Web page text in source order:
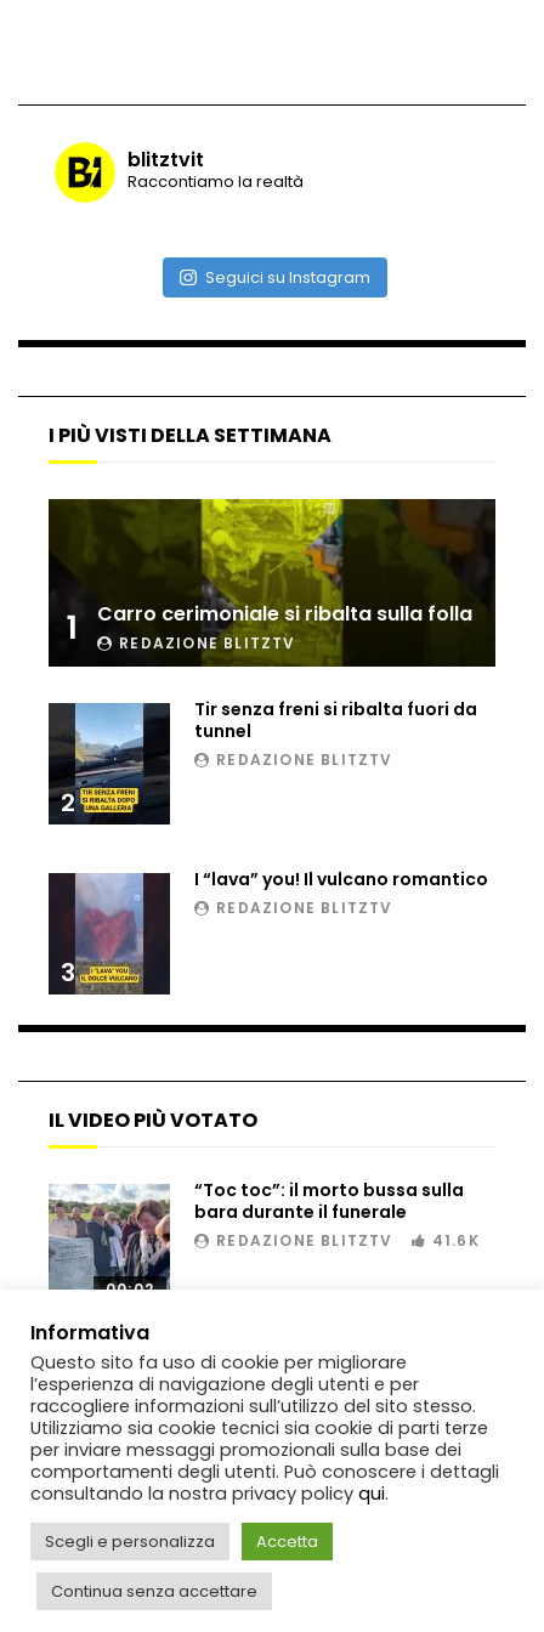
#snow
attimi di paura
Ucraina, ecco come gli F16 intercettano
i droni russi
Tir bloccato sul passaggio a livello:
treno lo distrugge
Parco divertimenti, attrazione cede
Auto fuori controllo in Guatemala,
tragedia a Petén
rompighiaccio a Mosca
Bombe russe sulle montagne per creare
valanghe e proteggere i turisti
viadotto
Tradisce la moglie e lo legano con lo
scotch a un albero
Tentano di salvarla dalla seggiovia, ma
il piano fallisce
blitztvit
Raccontiamo la realtà
Seguici su Instagram
I PIÙ VISTI DELLA SETTIMANA
1 Carro cerimoniale si ribalta sulla folla
REDAZIONE BLITZTV
2
Tir senza freni si ribalta fuori da
tunnel
REDAZIONE BLITZTV
3
I “lava” you! Il vulcano romantico
REDAZIONE BLITZTV
IL VIDEO PIÙ VOTATO
00:02
“Toc toc”: il morto bussa sulla
bara durante il funerale
REDAZIONE BLITZTV 41.6K
CopyrightBlitzTV© 2019-2025SIGNOVia Rabolini, 13 Milano - P.IVA
IT11812250154. Tutti i diritti sono riservati.
Informativa
Questo sito fa uso di cookie per migliorare
l’esperienza di navigazione degli utenti e per
raccogliere informazioni sull’utilizzo del sito stesso.
Utilizziamo sia cookie tecnici sia cookie di parti terze
per inviare messaggi promozionali sulla base dei
comportamenti degli utenti. Può conoscere i dettagli
consultando la nostra privacy policy qui.
Scegli e personalizza Accetta
Continua senza accettare